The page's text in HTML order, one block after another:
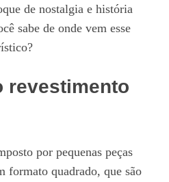
de nostalgia e história
sabe de onde vem esse
revestimento
por pequenas peças
formato quadrado, que são